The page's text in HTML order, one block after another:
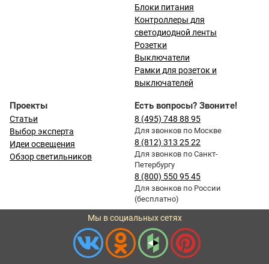
Блоки питания
Контроллеры для
светодиодной ленты
Розетки
Выключатели
Рамки для розеток и
выключателей
Проекты
Статьи
Выбор эксперта
Идеи освещения
Обзор светильников
Есть вопросы? Звоните!
8 (495) 748 88 95
Для звонков по Москве
8 (812) 313 25 22
Для звонков по Санкт-
Петербургу
8 (800) 550 95 45
Для звонков по России
(бесплатно)
Мы в социальных сетях